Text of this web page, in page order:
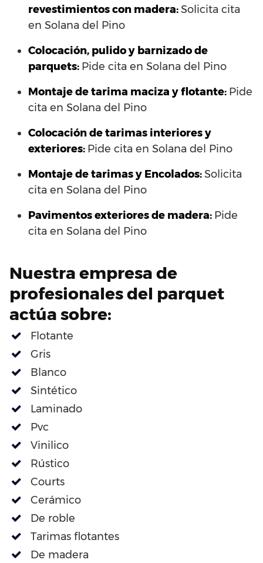
revestimientos con madera:Solicita cita
en Solana del Pino
Colocación, pulido y barnizado de
parquets: Pide cita en Solana del Pino
Montaje de tarima maciza y flotante: Pide
cita en Solana del Pino
Colocación de tarimas interiores y
exteriores: Pide cita en Solana del Pino
Montaje de tarimas y Encolados:Solicita
cita en Solana del Pino
Pavimentos exteriores de madera: Pide
cita en Solana del Pino
Nuestra empresa de
profesionales del parquet
actúa sobre:
Flotante
Gris
Blanco
Sintético
Laminado
Pvc
Vinilico
Rústico
Courts
Cerámico
De roble
Tarimas flotantes
De madera